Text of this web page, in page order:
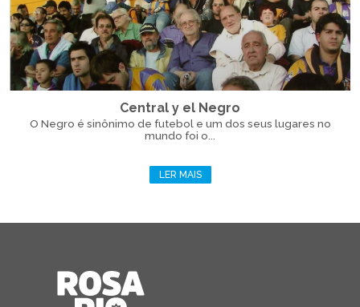
Central y el Negro
O Negro é sinônimo de futebol e um dos seus lugares no
mundo foi o...
LER MAIS